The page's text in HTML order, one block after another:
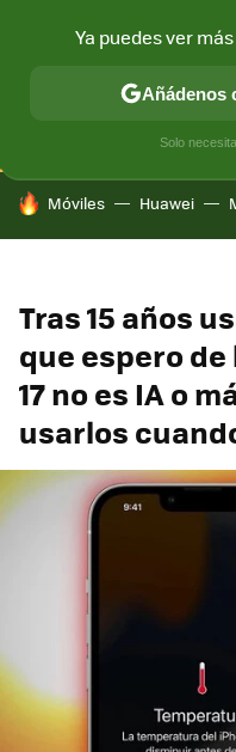
CONECTIVIDAD MÓVIL
HOY SE HABLA DE
Móviles Huawei
Tras 15 años
que espero
17 no es IA o
usarlos
Ya puedes ver
Añádenos
Solo